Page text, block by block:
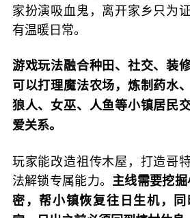
家扮演吸血鬼，离开家乡只为
有温暖日常。
游戏玩法融合种田、社交、装
可以打理魔法农场，炼制药水
狼人、女巫、人鱼等小镇居民
爱关系。
玩家能改造祖传木屋，打造哥
法解锁专属能力。 主线需要挖
密，帮小镇恢复往日生机，